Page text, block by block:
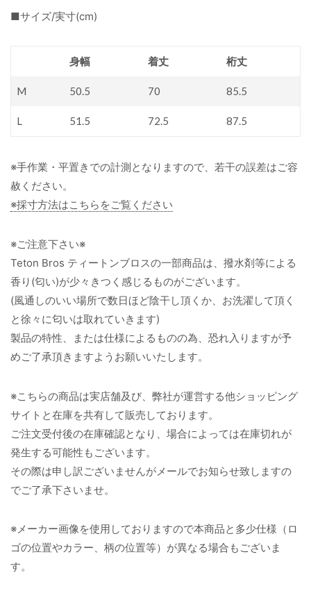
■サイズ/実寸(cm)
身幅 着丈 桁丈
M 50.5 70 85.5
L 51.5 72.5 87.5
※手作業・平置きでの計測となりますので、若干の誤差はご容
赦ください。
※採寸方法はこちらをご覧ください
※ご注意下さい※
Teton Bros ティートンブロスの一部商品は、撥水剤等による
香り(匂い)が少々きつく感じるものがございます。
(風通しのいい場所で数日ほど陰干し頂くか、お洗濯して頂く
と徐々に匂いは取れていきます)
製品の特性、または仕様によるものの為、恐れ入りますが予
めご了承頂きますようお願いいたします。
※こちらの商品は実店舗及び、弊社が運営する他ショッピング
サイトと在庫を共有して販売しております。
ご注文受付後の在庫確認となり、場合によっては在庫切れが
発生する可能性もございます。
その際は申し訳ございませんがメールでお知らせ致しますの
でご了承下さいませ。
※メーカー画像を使用しておりますので本商品と多少仕様（ロ
ゴの位置やカラー、柄の位置等）が異なる場合もございま
す。